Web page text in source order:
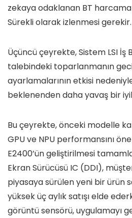
zekaya odaklanan BT
Sürekli olarak izlenmesi gerekir.
Üçüncü çeyrekte, Sistem LSI İş
talebindeki toparlanmanın
ayarlamalarının etkisi
beklenenden daha yavaş bir
Bu çeyrekte, önceki modelle
GPU ve NPU performansını
E2400’ün geliştirilmesi
Ekran Sürücüsü IC (DDI),
piyasaya sürülen yeni bir ürün
yüksek üç aylık satışı elde
görüntü sensörü, uygulamayı